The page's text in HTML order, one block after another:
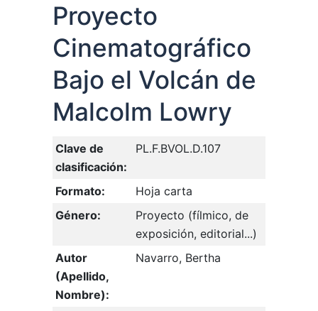
Proyecto
Cinematográfico
Bajo el Volcán de
Malcolm Lowry
Clave de
clasificación:
PL.F.BVOL.D.107
Formato:
Hoja carta
Género:
Proyecto (fílmico, de
exposición, editorial...)
Autor
(Apellido,
Nombre):
Navarro, Bertha